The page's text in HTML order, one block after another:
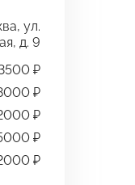
ул.
д. 9
₽
₽
₽
₽
₽